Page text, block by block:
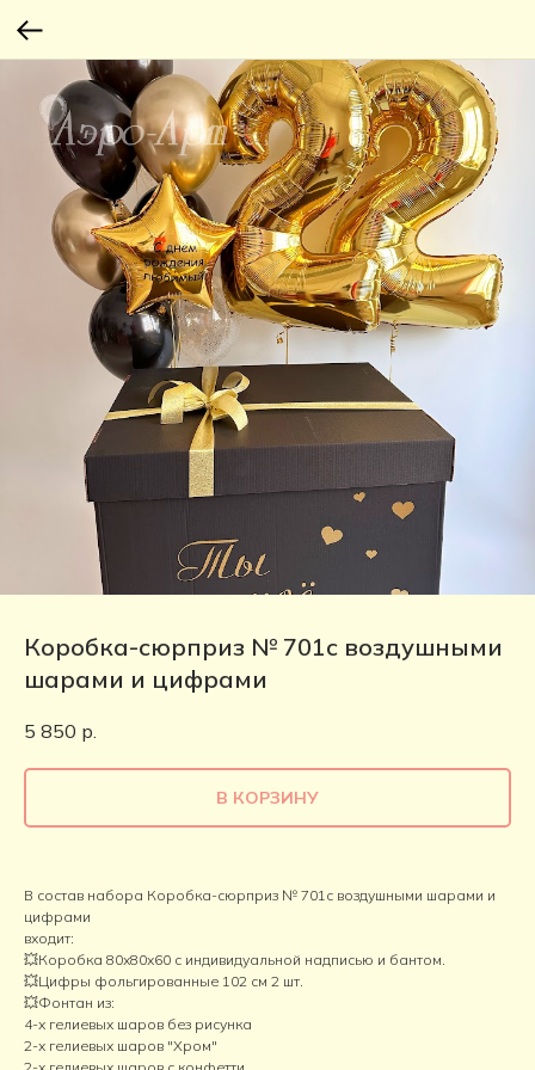
Коробка-сюрприз № 701с воздушными
шарами и цифрами
5 850 р.
В КОРЗИНУ
В состав набора Коробка-сюрприз № 701с воздушными шарами и
цифрами
входит:
💥Коробка 80х80х60 с индивидуальной надписью и бантом.
💥Цифры фольгированные 102 см 2 шт.
💥Фонтан из:
4-х гелиевых шаров без рисунка
2-х гелиевых шаров "Хром"
2-х гелиевых шаров с конфетти